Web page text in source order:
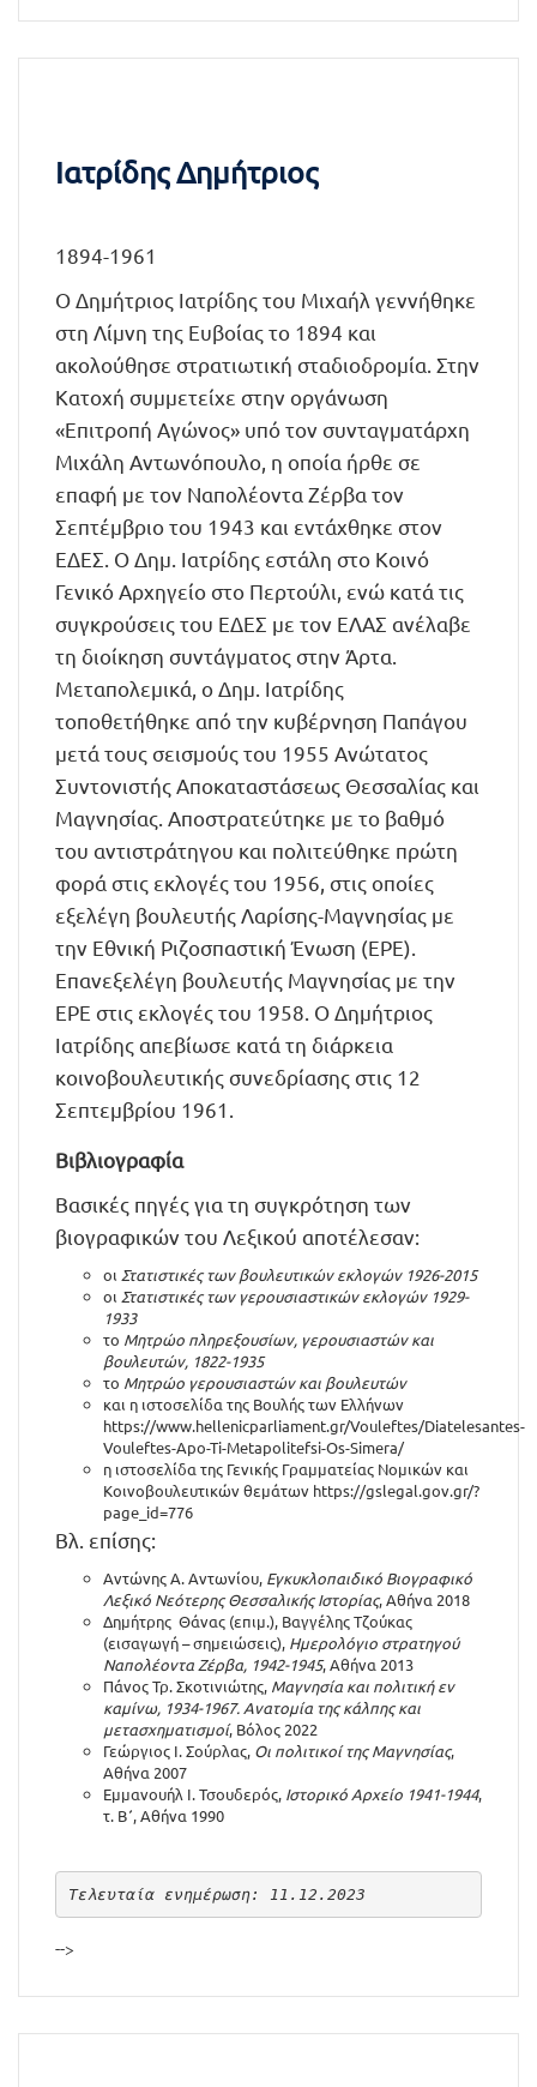
Ιατρίδης Δημήτριος
1894-1961
Ο Δημήτριος Ιατρίδης του Μιχαήλ γεννήθηκε
στη Λίμνη της Ευβοίας το 1894 και
ακολούθησε στρατιωτική σταδιοδρομία. Στην
Κατοχή συμμετείχε στην οργάνωση
«Επιτροπή Αγώνος» υπό τον συνταγματάρχη
Μιχάλη Αντωνόπουλο, η οποία ήρθε σε
επαφή με τον Ναπολέοντα Ζέρβα τον
Σεπτέμβριο του 1943 και εντάχθηκε στον
ΕΔΕΣ. Ο Δημ. Ιατρίδης εστάλη στο Κοινό
Γενικό Αρχηγείο στο Περτούλι, ενώ κατά τις
συγκρούσεις του ΕΔΕΣ με τον ΕΛΑΣ ανέλαβε
τη διοίκηση συντάγματος στην Άρτα.
Μεταπολεμικά, ο Δημ. Ιατρίδης
τοποθετήθηκε από την κυβέρνηση Παπάγου
μετά τους σεισμούς του 1955 Ανώτατος
Συντονιστής Αποκαταστάσεως Θεσσαλίας και
Μαγνησίας. Αποστρατεύτηκε με το βαθμό
του αντιστράτηγου και πολιτεύθηκε πρώτη
φορά στις εκλογές του 1956, στις οποίες
εξελέγη βουλευτής Λαρίσης-Μαγνησίας με
την Εθνική Ριζοσπαστική Ένωση (ΕΡΕ).
Επανεξελέγη βουλευτής Μαγνησίας με την
ΕΡΕ στις εκλογές του 1958. Ο Δημήτριος
Ιατρίδης απεβίωσε κατά τη διάρκεια
κοινοβουλευτικής συνεδρίασης στις 12
Σεπτεμβρίου 1961.
Βιβλιογραφία
Βασικές πηγές για τη συγκρότηση των
βιογραφικών του Λεξικού αποτέλεσαν:
οι Στατιστικές των βουλευτικών εκλογών 1926-2015
οι Στατιστικές των γερουσιαστικών εκλογών 1929-
1933
το Μητρώο πληρεξουσίων, γερουσιαστών και
βουλευτών, 1822-1935
το Μητρώο γερουσιαστών και βουλευτών
και η ιστοσελίδα της Βουλής των Ελλήνων
https://www.hellenicparliament.gr/Vouleftes/Diatelesantes-
Vouleftes-Apo-Ti-Metapolitefsi-Os-Simera/
η ιστοσελίδα της Γενικής Γραμματείας Νομικών και
Κοινοβουλευτικών θεμάτων https://gslegal.gov.gr/?
page_id=776
Βλ. επίσης:
Αντώνης Α. Αντωνίου, Εγκυκλοπαιδικό Βιογραφικό
Λεξικό Νεότερης Θεσσαλικής Ιστορίας, Αθήνα 2018
Δημήτρης Θάνας (επιμ.), Βαγγέλης Τζούκας
(εισαγωγή – σημειώσεις), Ημερολόγιο στρατηγού
Ναπολέοντα Ζέρβα, 1942-1945, Αθήνα 2013
Πάνος Τρ. Σκοτινιώτης, Μαγνησία και πολιτική εν
καμίνω, 1934-1967. Ανατομία της κάλπης και
μετασχηματισμοί, Βόλος 2022
Γεώργιος Ι. Σούρλας, Οι πολιτικοί της Μαγνησίας,
Αθήνα 2007
Εμμανουήλ Ι. Τσουδερός, Ιστορικό Αρχείο 1941-1944,
τ. Β΄, Αθήνα 1990
Τελευταία ενημέρωση: 11.12.2023
-->